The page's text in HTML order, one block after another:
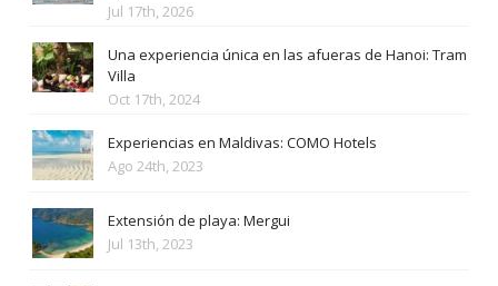
Jul 17th, 2026
Una experiencia única en las afueras de Hanoi: Tram
Villa
Oct 17th, 2024
Experiencias en Maldivas: COMO Hotels
Ago 24th, 2023
Extensión de playa: Mergui
Jul 13th, 2023